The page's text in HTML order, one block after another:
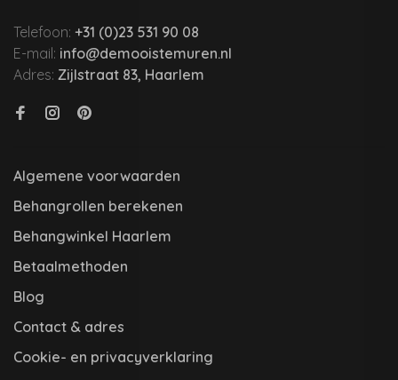
Telefoon: +31 (0)23 531 90 08
E-mail: info@demooistemuren.nl
Adres: Zijlstraat 83, Haarlem
Algemene voorwaarden
Behangrollen berekenen
Behangwinkel Haarlem
Betaalmethoden
Blog
Contact & adres
Cookie- en privacyverklaring